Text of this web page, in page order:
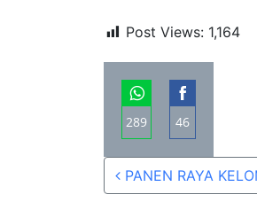
Post Views: 1,164
289
on
WhatsApp
46
on
Facebook
Post
PANEN RAYA